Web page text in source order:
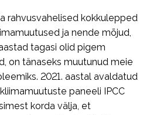
rahvusvahelised kokkulepped
ja nende mõjud,
tagasi olid pigem
on tänaseks muutunud meie
2021. aastal avaldatud
paneeli IPCC
korda välja, et